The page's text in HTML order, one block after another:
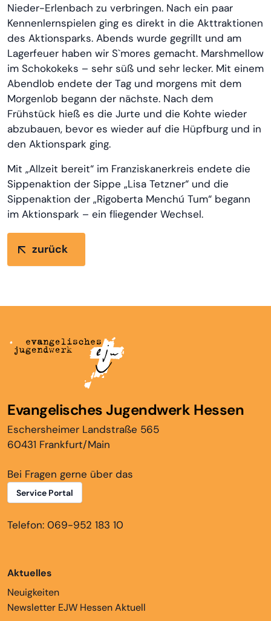
Nieder-Erlenbach zu verbringen. Nach ein paar
Kennenlernspielen ging es direkt in die Akttraktionen
des Aktionsparks. Abends wurde gegrillt und am
Lagerfeuer haben wir S`mores gemacht. Marshmellow
im Schokokeks – sehr süß und sehr lecker. Mit einem
Abendlob endete der Tag und morgens mit dem
Morgenlob begann der nächste. Nach dem
Frühstück hieß es die Jurte und die Kohte wieder
abzubauen, bevor es wieder auf die Hüpfburg und in
den Aktionspark ging.
Mit „Allzeit bereit“ im Franziskanerkreis endete die
Sippenaktion der Sippe „Lisa Tetzner“ und die
Sippenaktion der „Rigoberta Menchú Tum“ begann
im Aktionspark – ein fliegender Wechsel.
zurück
Evangelisches Jugendwerk Hessen
Eschersheimer Landstraße 565
60431 Frankfurt/Main
Bei Fragen gerne über das
Service Portal
Telefon: 069-952 183 10
Aktuelles
Neuigkeiten
Newsletter EJW Hessen Aktuell